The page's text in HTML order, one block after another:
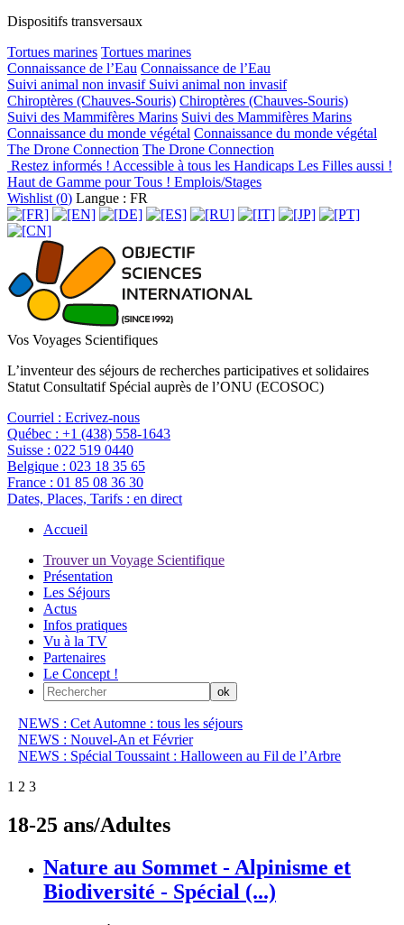
Dispositifs transversaux
Tortues marines Tortues marines
Connaissance de l’Eau Connaissance de l’Eau
Suivi animal non invasif Suivi animal non invasif
Chiroptères (Chauves-Souris) Chiroptères (Chauves-Souris)
Suivi des Mammifères Marins Suivi des Mammifères Marins
Connaissance du monde végétal Connaissance du monde végétal
The Drone Connection The Drone Connection
Restez informés ! Accessible à tous les Handicaps Les Filles aussi !
Haut de Gamme pour Tous ! Emplois/Stages
Wishlist (0) Langue : FR
Vos Voyages Scientifiques
L’inventeur des séjours de recherches participatives et solidaires
Statut Consultatif Spécial auprès de l’ONU (ECOSOC)
Courriel : Ecrivez-nous
Québec : +1 (438) 558-1643
Suisse : 022 519 0440
Belgique : 023 18 35 65
France : 01 85 08 36 30
Dates, Places, Tarifs : en direct
Accueil
Trouver un Voyage Scientifique
Présentation
Les Séjours
Actus
Infos pratiques
Vu à la TV
Partenaires
Le Concept !
NEWS : Cet Automne : tous les séjours
NEWS : Nouvel-An et Février
NEWS : Spécial Toussaint : Halloween au Fil de l’Arbre
1 2 3
18-25 ans/Adultes
Nature au Sommet - Alpinisme et
Biodiversité - Spécial (...)